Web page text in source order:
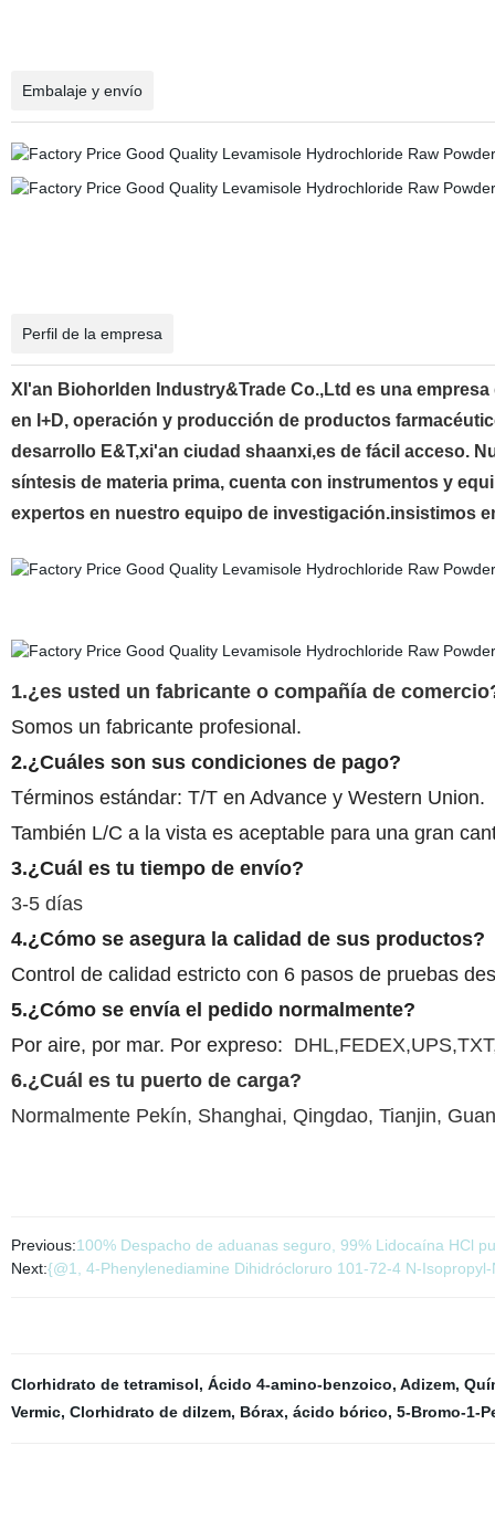
Embalaje y envío
Perfil de la empresa
XI'an Biohorlden Industry&Trade Co.,Ltd es una
en I+D, operación y producción de productos
desarrollo E&T,xi'an ciudad shaanxi,es de fácil acceso.
síntesis de materia prima, cuenta con instrumentos y
expertos en nuestro equipo de investigación.insistimos
1.¿es usted un fabricante o compañía de
Somos un fabricante profesional.
2.¿Cuáles son sus condiciones de pago?
Términos estándar: T/T en Advance y Western Union.
También L/C a la vista es aceptable para una gran
3.¿Cuál es tu tiempo de envío?
3-5 días
4.¿Cómo se asegura la calidad de sus productos?
Control de calidad estricto con 6 pasos de pruebas
5.¿Cómo se envía el pedido normalmente?
Por aire, por mar. Por expreso:
6.¿Cuál es tu puerto de carga?
Normalmente Pekín, Shanghai, Qingdao, Tianjin,
Previous:100% Despacho de aduanas seguro, 99% Lidocaína HCl
Next:{@1, 4-Phenylenediamine Dihidrócloruro 101-72-4 N-Isopropyl-
Clorhidrato de tetramisol, Ácido 4-amino-benzoico, Adizem,
Vermic, Clorhidrato de dilzem, Bórax, ácido bórico, 5-Bromo-1-